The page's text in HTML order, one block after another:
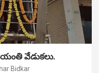
వేడుకలు.
Bidkar